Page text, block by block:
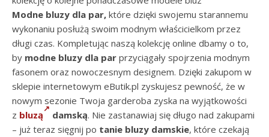
Modne bluzy dla par, które dzięki swojemu starannemu
wykonaniu posłużą swoim modnym właścicielkom przez
długi czas. Kompletując naszą kolekcję online dbamy o to,
by modne bluzy dla par przyciągały spojrzenia modnym
fasonem oraz nowoczesnym designem. Dzięki zakupom w
sklepie internetowym eButik.pl zyskujesz pewność, że w
nowym sezonie Twoja garderoba zyska na wyjątkowości
z bluzą damską. Nie zastanawiaj się długo nad zakupami
– już teraz sięgnij po tanie bluzy damskie, które czekają